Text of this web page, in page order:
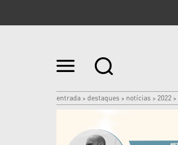
Ir
para
|
Ir
navegação
entrada > destaques > notícias > 2022 >